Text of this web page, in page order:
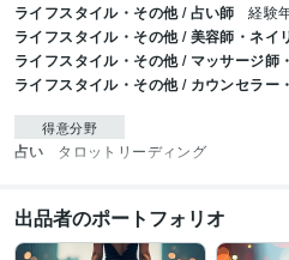
ライフスタイル・その他 / 占い師 経験
ライフスタイル・その他 / 美容師・ネイ
ライフスタイル・その他 / マッサージ師
ライフスタイル・その他 / カウンセラー
得意分野
占い タロットリーディング
出品者のポートフォリオ